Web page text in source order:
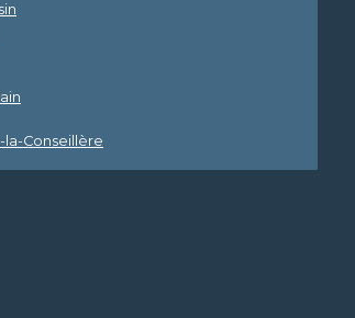
la-Conseillère